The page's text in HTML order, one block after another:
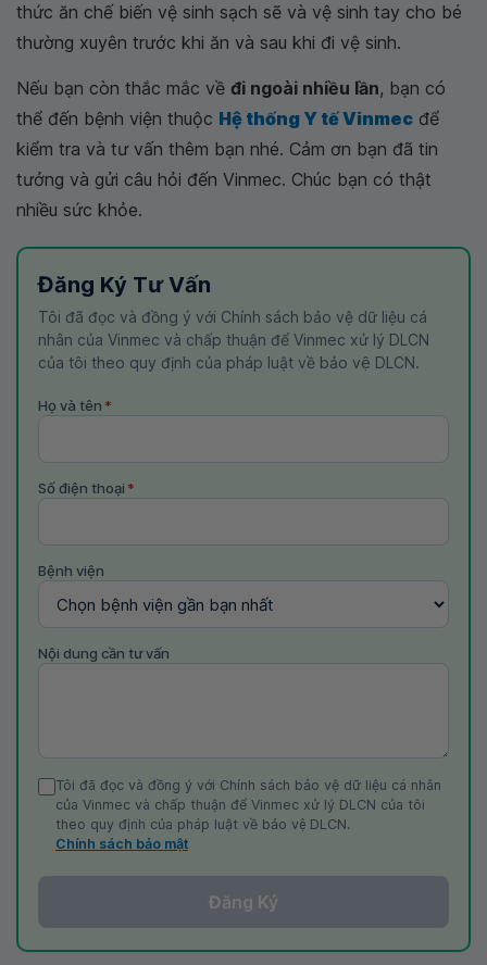
thức ăn chế biến vệ sinh sạch sẽ và vệ sinh tay cho bé
thường xuyên trước khi ăn và sau khi đi vệ sinh.
Nếu bạn còn thắc mắc về đi ngoài nhiều lần, bạn có
thể đến bệnh viện thuộc Hệ thống Y tế Vinmec để
kiểm tra và tư vấn thêm bạn nhé. Cảm ơn bạn đã tin
tưởng và gửi câu hỏi đến Vinmec. Chúc bạn có thật
nhiều sức khỏe.
Đăng Ký Tư Vấn
Tôi đã đọc và đồng ý với Chính sách bảo vệ dữ liệu cá
nhân của Vinmec và chấp thuận để Vinmec xử lý DLCN
của tôi theo quy định của pháp luật về bảo vệ DLCN.
Họ và tên *
Số điện thoại *
Bệnh viện
Nội dung cần tư vấn
Tôi đã đọc và đồng ý với Chính sách bảo vệ dữ liệu cá nhân
của Vinmec và chấp thuận để Vinmec xử lý DLCN của tôi
theo quy định của pháp luật về bảo vệ DLCN.
Chính sách bảo mật
Đăng Ký